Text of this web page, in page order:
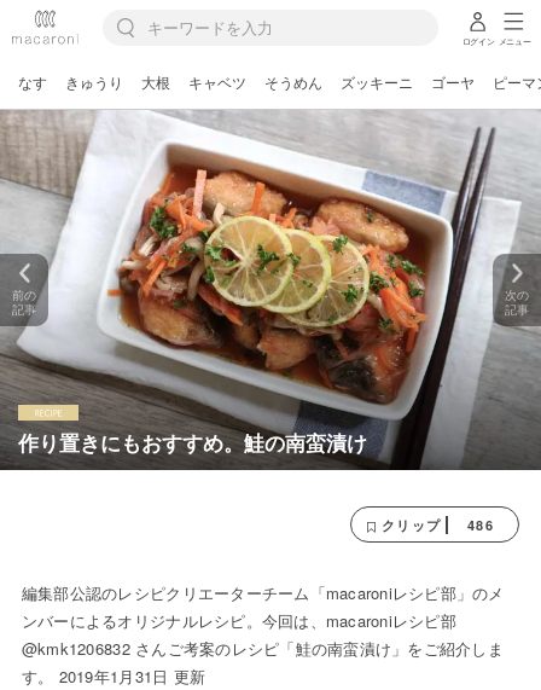
ログイン メニュー
なす きゅうり 大根 キャベツ そうめん ズッキーニ ゴーヤ ピーマ
作り置きにもおすすめ。鮭の南蛮漬け
前の
記事
次の
記事
クリップ 486
編集部公認のレシピクリエーターチーム「macaroniレシピ部」のメ
ンバーによるオリジナルレシピ。今回は、macaroniレシピ部
@kmk1206832 さんご考案のレシピ「鮭の南蛮漬け」をご紹介しま
す。 2019年1月31日 更新